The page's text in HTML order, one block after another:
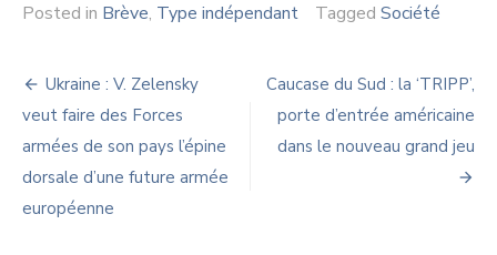
Posted in Brève, Type indépendant Tagged Société
Navigation
de
l’article
Ukraine : V. Zelensky
veut faire des Forces
armées de son pays l’épine
dorsale d’une future armée
européenne
Caucase du Sud : la ‘TRIPP’,
porte d’entrée américaine
dans le nouveau grand jeu